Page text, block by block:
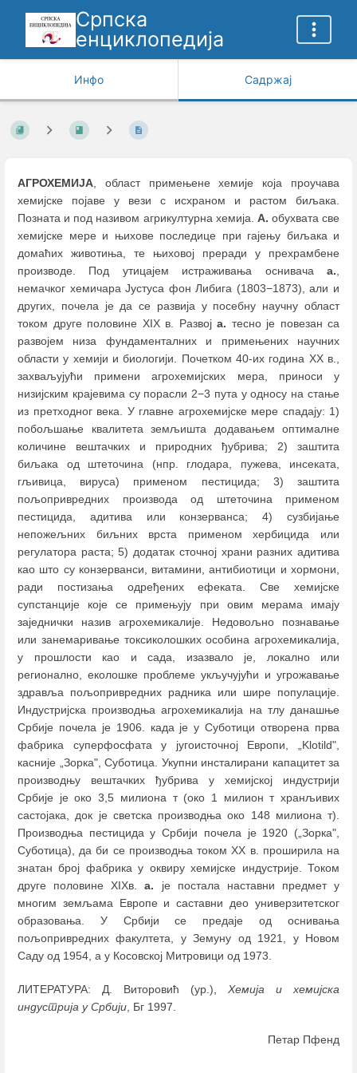
Српска
енциклопедија
Инфо Садржај
АГРОХЕМИЈА, област примењене хемије која проучава
хемијске појаве у вези с исхраном и растом биљака.
Позната и под називом агрикултурна хемија. А. обухвата све
хемијске мере и њихове последице при гајењу биљака и
домаћих животиња, те њиховој преради у прехрамбене
производе. Под утицајем истраживања оснивача а.,
немачког хемичара Јустуса фон Либига (1803−1873), али и
других, почела је да се развија у посебну научну област
током друге половине XIX в. Развој а. тесно је повезан са
развојем низа фундаменталних и примењених научних
области у хемији и биологији. Почетком 40-их година XX в.,
захвaљујући примени агрохемијских мера, приноси у
низијским крајевима су порасли 2−3 пута у односу на стање
из претходног века. У главне агрохемијске мере спадају: 1)
побољшање квалитета земљишта додавањем оптималне
количине вештачких и природних ђубрива; 2) заштита
биљака од штеточина (нпр. глодара, пужева, инсеката,
гљивица, вируса) применом пестицида; 3) заштита
пољопривредних производа од штеточина применом
пестицида, адитива или конзерванса; 4) сузбијање
непожељних биљних врста применом хербицида или
регулатора раста; 5) додатак сточној храни разних адитива
као што су конзерванси, витамини, антибиотици и хормони,
ради постизања одређених ефеката. Све хемијске
супстанције које се примењују при овим мерама имају
заједнички назив агрохемикалије. Недовољно познавање
или занемаривање токсиколошких особина агрохемикалија,
у прошлости као и сада, изазвало је, локално или
регионално, еколошке проблеме укључујући и угрожавање
здравља пољопривредних радника или шире популације.
Индустријска производња агрохемикалија на тлу данашње
Србије почела је 1906. када је у Суботици отворена прва
фабрика суперфосфата у југоисточној Европи, „Klotild",
касније „Зорка", Суботица. Укупни инсталирани капацитет за
производњу вештачких ђубрива у хемијској индустрији
Србије је око 3,5 милиона т (око 1 милион т хранљивих
састојака, док је светска производња око 148 милиона т).
Производња пестицида у Србији почела је 1920 („Зорка",
Суботица), да би се производња током XX в. проширила на
знатан број фабрика у оквиру хемијске индустрије. Током
друге половине XIXв.а. је постала наставни предмет у
многим земљама Европе и саставни део универзитетског
образовања. У Србији се предаје од оснивања
пољопривредних факултета, у Земуну од 1921, у Новом
Саду од 1954, а у Косовској Митровици од 1973.
ЛИТЕРАТУРА: Д. Виторовић (ур.), Хемија и хемијска
индустрија у Србији , Бг 1997.
Петар Пфенд